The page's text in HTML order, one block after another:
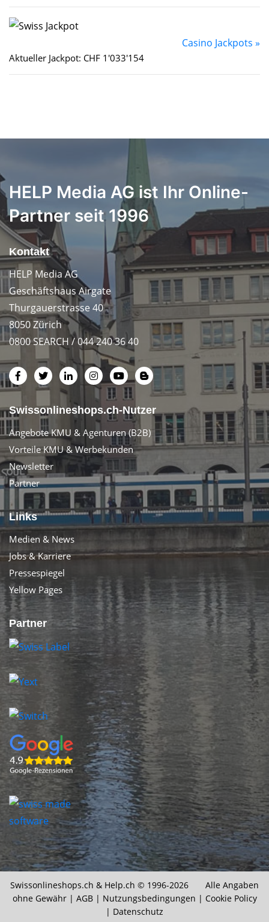
Casino Jackpots »
Aktueller Jackpot: CHF 1'033'154
HELP Media AG ist Ihr Online-
Partner seit 1996
Kontakt
HELP Media AG
Geschäftshaus Airgate
Thurgauerstrasse 40
8050 Zürich
0800 SEARCH / 044 240 36 40
Swissonlineshops.ch-Nutzer
Angebote KMU & Agenturen (B2B)
Vorteile KMU & Werbekunden
Newsletter
Partner
Links
Medien & News
Jobs & Karriere
Pressespiegel
Yellow Pages
Partner
Swissonlineshops.ch & Help.ch © 1996-2026 Alle Angaben
ohne Gewähr | AGB| Nutzungsbedingungen | Cookie Policy
| Datenschutz